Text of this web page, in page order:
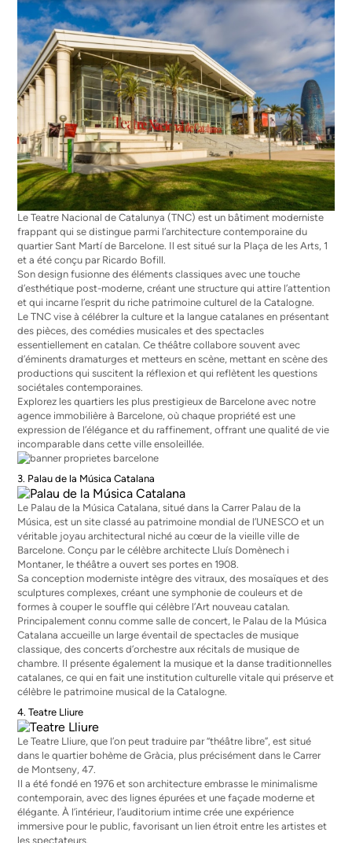
Le Teatre Nacional de Catalunya (TNC) est un bâtiment moderniste
frappant qui se distingue parmi l’architecture contemporaine du
quartier Sant Martí de Barcelone. Il est situé sur la Plaça de les Arts, 1
et a été conçu par Ricardo Bofill.
Son design fusionne des éléments classiques avec une touche
d’esthétique post-moderne, créant une structure qui attire l’attention
et qui incarne l’esprit du riche patrimoine culturel de la Catalogne.
Le TNC vise à célébrer la culture et la langue catalanes en présentant
des pièces, des comédies musicales et des spectacles
essentiellement en catalan. Ce théâtre collabore souvent avec
d’éminents dramaturges et metteurs en scène, mettant en scène des
productions qui suscitent la réflexion et qui reflètent les questions
sociétales contemporaines.
Explorez les quartiers les plus prestigieux de Barcelone avec notre
agence immobilière à Barcelone, où chaque propriété est une
expression de l’élégance et du raffinement, offrant une qualité de vie
incomparable dans cette ville ensoleillée.
3. Palau de la Música Catalana
Le Palau de la Música Catalana, situé dans la Carrer Palau de la
Música, est un site classé au patrimoine mondial de l’UNESCO et un
véritable joyau architectural niché au cœur de la vieille ville de
Barcelone. Conçu par le célèbre architecte Lluís Domènech i
Montaner, le théâtre a ouvert ses portes en 1908.
Sa conception moderniste intègre des vitraux, des mosaïques et des
sculptures complexes, créant une symphonie de couleurs et de
formes à couper le souffle qui célèbre l’Art nouveau catalan.
Principalement connu comme salle de concert, le Palau de la Música
Catalana accueille un large éventail de spectacles de musique
classique, des concerts d’orchestre aux récitals de musique de
chambre. Il présente également la musique et la danse traditionnelles
catalanes, ce qui en fait une institution culturelle vitale qui préserve et
célèbre le patrimoine musical de la Catalogne.
4. Teatre Lliure
Le Teatre Lliure, que l’on peut traduire par “théâtre libre”, est situé
dans le quartier bohème de Gràcia, plus précisément dans le Carrer
de Montseny, 47.
Il a été fondé en 1976 et son architecture embrasse le minimalisme
contemporain, avec des lignes épurées et une façade moderne et
élégante. À l’intérieur, l’auditorium intime crée une expérience
immersive pour le public, favorisant un lien étroit entre les artistes et
les spectateurs.